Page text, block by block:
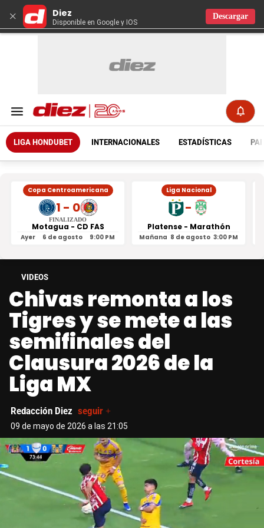
× Diez
Disponible en Google y IOS
Descargar
LIGA HONDUBET INTERNACIONALES ESTADÍSTICAS
Copa Centroamericana
1 - 0
FINALIZADO
Motagua - CD FAS
Ayer 6 de agosto 9:00 PM
Liga Nacional
-
Platense - Marathón
Mañana 8 de agosto 3:00 PM
VIDEOS
Chivas remonta a los
Tigres y se mete a las
semifinales del
Clausura 2026 de la
Liga MX
Redacción Diez seguir +
09 de mayo de 2026 a las 21:05